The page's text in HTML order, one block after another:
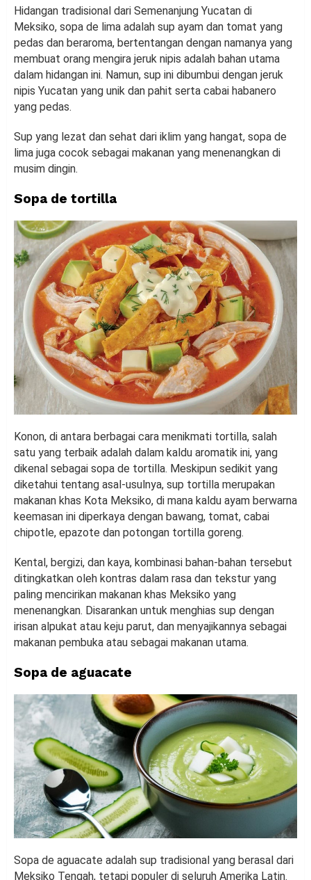
Hidangan tradisional dari Semenanjung Yucatan di
Meksiko, sopa de lima adalah sup ayam dan tomat yang
pedas dan beraroma, bertentangan dengan namanya yang
membuat orang mengira jeruk nipis adalah bahan utama
dalam hidangan ini. Namun, sup ini dibumbui dengan jeruk
nipis Yucatan yang unik dan pahit serta cabai habanero
yang pedas.
Sup yang lezat dan sehat dari iklim yang hangat, sopa de
lima juga cocok sebagai makanan yang menenangkan di
musim dingin.
Sopa de tortilla
Konon, di antara berbagai cara menikmati tortilla, salah
satu yang terbaik adalah dalam kaldu aromatik ini, yang
dikenal sebagai sopa de tortilla. Meskipun sedikit yang
diketahui tentang asal-usulnya, sup tortilla merupakan
makanan khas Kota Meksiko, di mana kaldu ayam berwarna
keemasan ini diperkaya dengan bawang, tomat, cabai
chipotle, epazote dan potongan tortilla goreng.
Kental, bergizi, dan kaya, kombinasi bahan-bahan tersebut
ditingkatkan oleh kontras dalam rasa dan tekstur yang
paling mencirikan makanan khas Meksiko yang
menenangkan. Disarankan untuk menghias sup dengan
irisan alpukat atau keju parut, dan menyajikannya sebagai
makanan pembuka atau sebagai makanan utama.
Sopa de aguacate
Sopa de aguacate adalah sup tradisional yang berasal dari
Meksiko Tengah, tetapi populer di seluruh Amerika Latin.